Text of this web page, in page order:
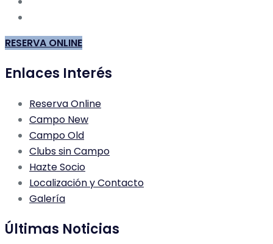
RESERVA ONLINE
Enlaces Interés
Reserva Online
Campo New
Campo Old
Clubs sin Campo
Hazte Socio
Localización y Contacto
Galería
Últimas Noticias